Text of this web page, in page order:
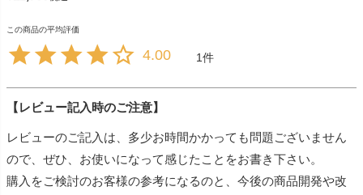
4.00 1
【レビュー記入時のご注意】
レビューのご記入は、多少お時間かかっても問題ございません
ので、ぜひ、お使いになって感じたことをお書き下さい。
購入をご検討のお客様の参考になるのと、今後の商品開発や改